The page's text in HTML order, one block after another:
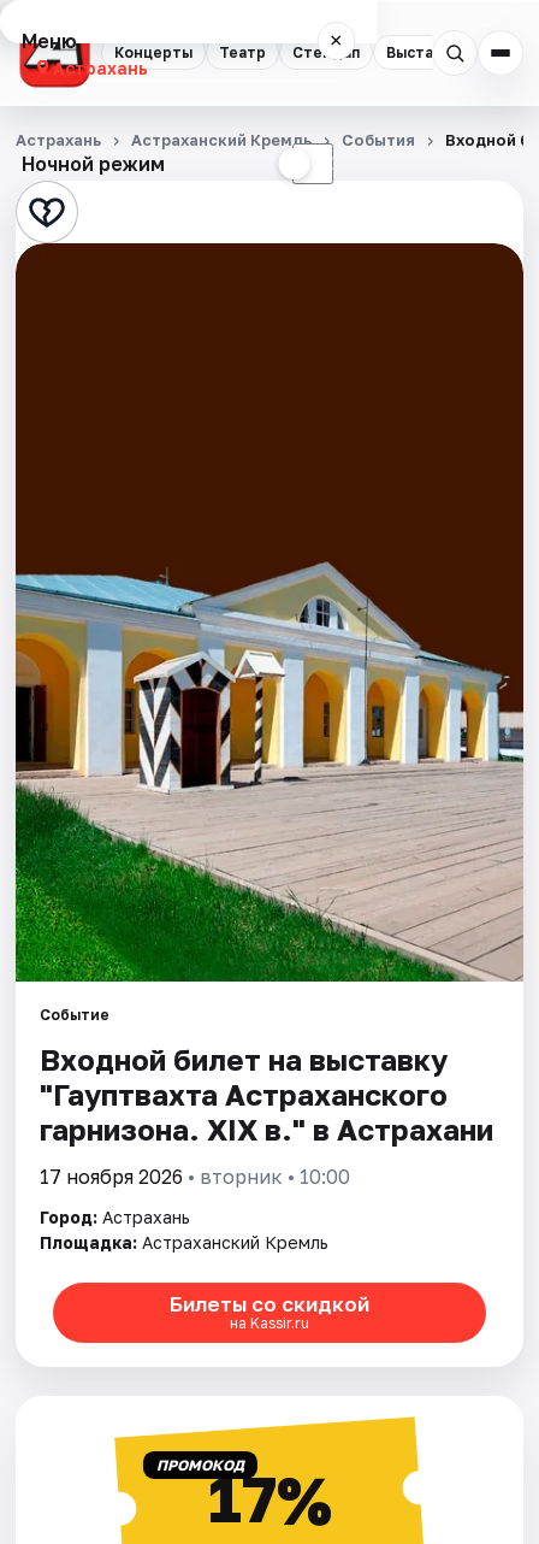
Концерты Театр Стендап Выставки
Меню ×
Астрахань
Концерты
Театр
Стендап
Города
Площадки
Артисты
Рейтинги
Ночной режим ☾
Астрахань Астраханский Кремль События Входной
Событие
Входной билет на выставку
"Гауптвахта Астраханского
гарнизона. XIX в." в Астрахани
17 ноября 2026 • вторник • 10:00
Город: Астрахань
Площадка: Астраханский Кремль
Билеты со скидкой
на Kassir.ru
ПРОМОКОД17%